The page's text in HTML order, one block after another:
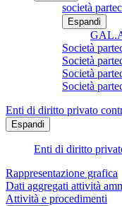
società
Espandi
Società
Società
Società
Società
Enti di diritto privato
Espandi
Enti di diritto
Rappresentazione grafica
Dati aggregati attività
Attività e procedimenti